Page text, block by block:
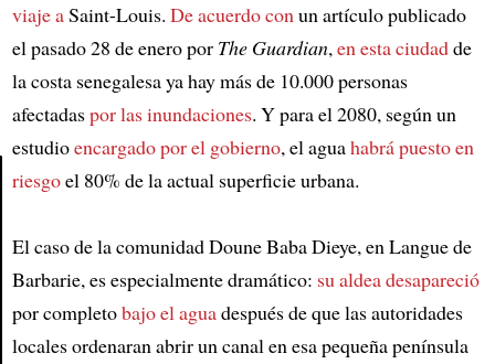
viaje aSaint-Louis. De acuerdo conun artículo publicado
el pasado 28 de enero por The Guardian,en esta ciudadde
la costa senegalesa ya hay más de 10.000 personas
afectadaspor las inundaciones. Y para el 2080, según un
estudioencargado por el gobierno, el aguahabrá puesto en
riesgoel 80% de la actual superficie urbana.
El caso de la comunidad Doune Baba Dieye, en Langue de
Barbarie, es especialmente dramático: su aldea desapareció
por completobajo el aguadespués de que las autoridades
locales ordenaran abrir un canal en esa pequeña península